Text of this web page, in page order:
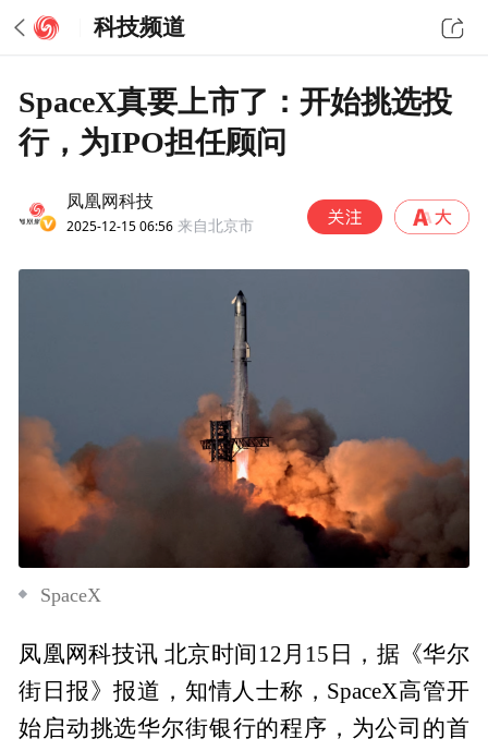
科技频道
SpaceX真要上市了：开始挑选投
行，为IPO担任顾问
凤凰网科技
2025-12-15 06:56 来自北京市
SpaceX
凤凰网科技讯 北京时间12月15日，据《华尔
街日报》报道，知情人士称，SpaceX高管开
始启动挑选华尔街银行的程序，为公司的首